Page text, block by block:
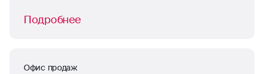
Подробнее
Офис продаж